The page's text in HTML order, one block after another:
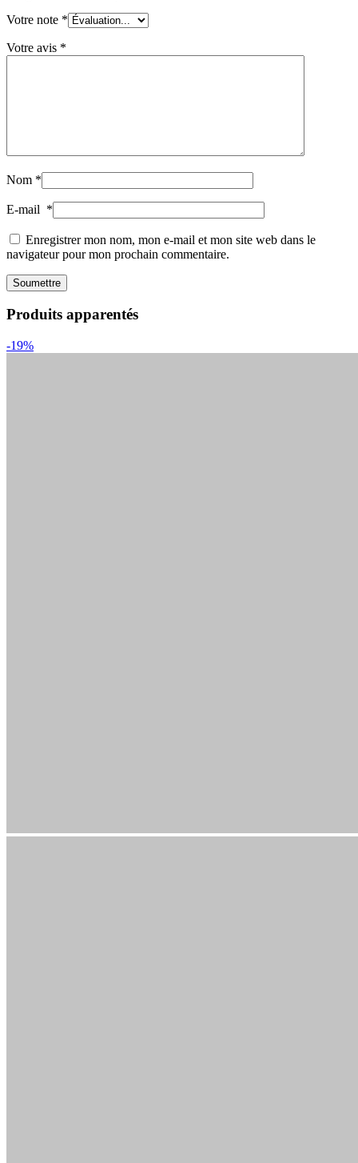
Votre note *
Votre avis *
Nom *
E-mail *
Enregistrer mon nom, mon e-mail et mon site web dans le
navigateur pour mon prochain commentaire.
Produits apparentés
-19%